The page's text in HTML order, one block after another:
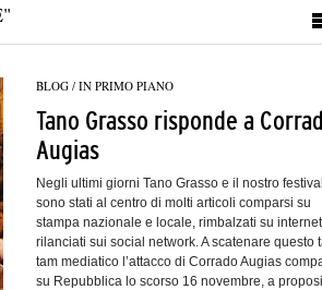
BLOG/ IN PRIMO PIANO
Tano Grasso risponde a
Augias
Negli ultimi giorni Tano Grasso e il nostro festival
sono stati al centro di molti articoli comparsi su
stampa nazionale e locale, rimbalzati su
rilanciati sui social network. A scatenare questo
tam mediatico l’attacco di Corrado Augias
su Repubblica lo scorso 16 novembre, a